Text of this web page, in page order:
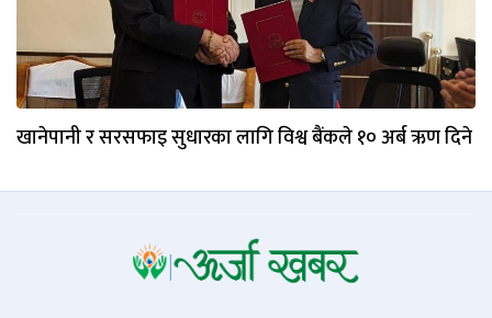
खानेपानी र सरसफाइ सुधारका लागि विश्व बैंकले १० अर्ब ऋण दिने